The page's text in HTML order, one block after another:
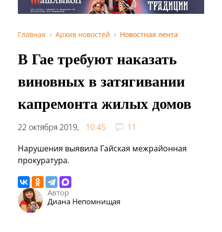
Главная Архив новостей Новостная лента
В Гае требуют наказать
виновных в затягивании
капремонта жилых домов
22 октября 2019, 10:45
11
Нарушения выявила Гайская межрайонная
прокуратура.
Автор
Диана Непомнищая